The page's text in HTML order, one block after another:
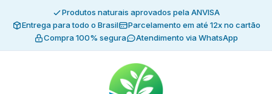
Produtos naturais aprovados pela ANVISA
Entrega para todo o Brasil
Parcelamento em até 12x no cartão
Compra 100% segura
Atendimento via WhatsApp